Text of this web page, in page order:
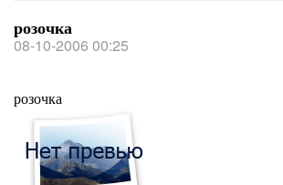
розочка
08-10-2006 00:25
розочка